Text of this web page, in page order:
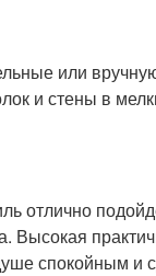
или
и стены в
отлично
Высокая
спокойным